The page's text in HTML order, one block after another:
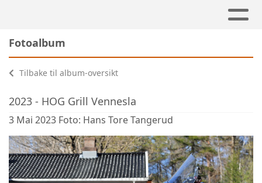
Fotoalbum
Tilbake til album-oversikt
2023 - HOG Grill Vennesla
3 Mai 2023 Foto: Hans Tore Tangerud